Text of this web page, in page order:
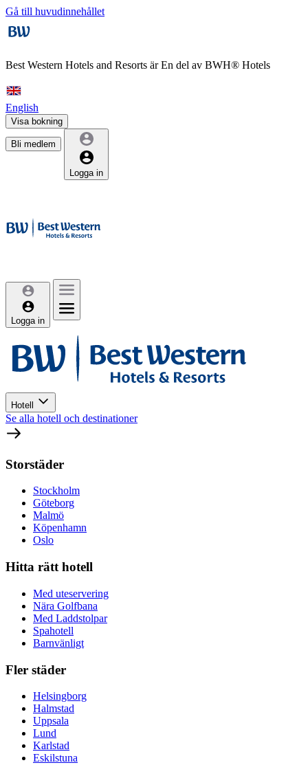
Gå till huvudinnehållet
Best Western Hotels and Resorts ärEn del av BWH® Hotels
English
Visa bokning
Bli medlem
Logga in
Logga in
Hotell
Se alla hotell och destinationer
Storstäder
Stockholm
Göteborg
Malmö
Köpenhamn
Oslo
Hitta rätt hotell
Med uteservering
Nära Golfbana
Med Laddstolpar
Spahotell
Barnvänligt
Fler städer
Helsingborg
Halmstad
Uppsala
Lund
Karlstad
Eskilstuna